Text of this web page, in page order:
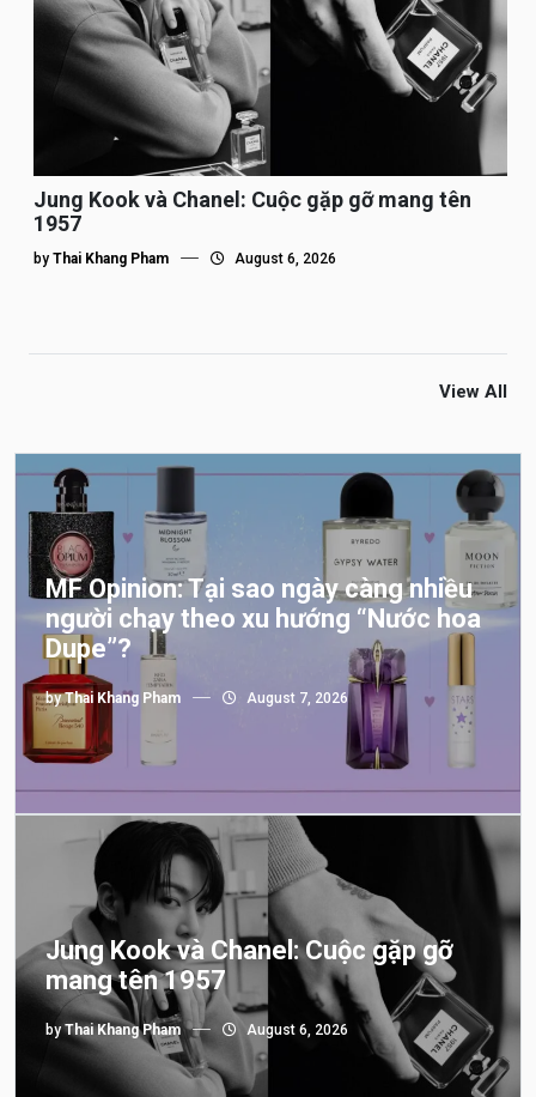
Jung Kook và Chanel: Cuộc gặp gỡ mang tên
1957
by Thai Khang Pham August 6, 2026
View All
MF Opinion: Tại sao ngày càng nhiều
người chạy theo xu hướng “Nước hoa
Dupe”?
byThai Khang Pham August 7, 2026
Jung Kook và Chanel: Cuộc gặp gỡ
mang tên 1957
byThai Khang Pham August 6, 2026